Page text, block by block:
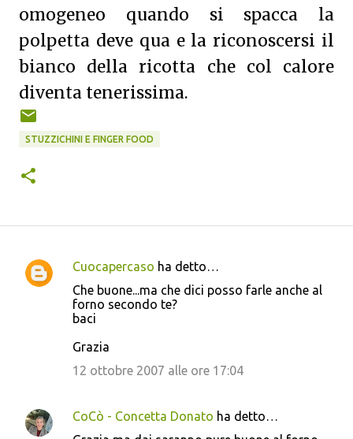
omogeneo quando si spacca la
polpetta deve qua e la riconoscersi il
bianco della ricotta che col calore
diventa tenerissima.
STUZZICHINI E FINGER FOOD
C
t
i
Cuocapercaso ha detto…
Che buone...ma che dici posso farle anche al
forno secondo te?
baci
Grazia
12 ottobre 2007 alle ore 17:04
CoCò - Concetta Donato ha detto…